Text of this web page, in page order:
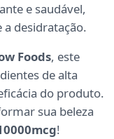
e saudável,
desidratação.
Foods, este
de alta
do produto.
sua beleza
!